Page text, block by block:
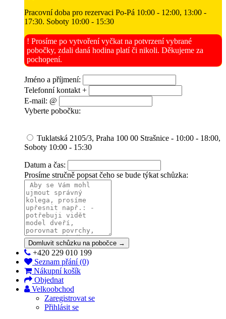
Pracovní doba pro rezervaci Po-Pá 10:00 - 12:00, 13:00 -
17:30. Soboty 10:00 - 15:30
! Prosíme po vytvoření vyčkat na potvrzení vybrané
pobočky, zdali daná hodina platí či nikoli. Děkujeme za
pochopení.
Jméno a příjmení:
Telefonní kontakt +
E-mail: @
Vyberte pobočku:
Tuklatská 2105/3, Praha 100 00 Strašnice - 10:00 - 18:00,
Soboty 10:00 - 15:30
Datum a čas:
Prosíme stručně popsat čeho se bude týkat schůzka:
Domluvit schůzku na pobočce →
+420 229 010 199
Seznam přání (0)
Nákupní košík
Objednat
Velkoobchod
Zaregistrovat se
Přihlásit se